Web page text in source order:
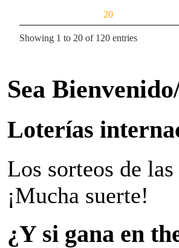
20
Showing 1 to 20 of 120 entries
Sea
Loterías
Los sorteos de las
¡Mucha suerte!
¿Y si gana en